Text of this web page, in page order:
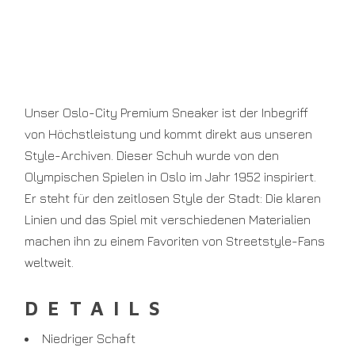
Unser Oslo-City Premium Sneaker ist der Inbegriff
von Höchstleistung und kommt direkt aus unseren
Style-Archiven. Dieser Schuh wurde von den
Olympischen Spielen in Oslo im Jahr 1952 inspiriert.
Er steht für den zeitlosen Style der Stadt: Die klaren
Linien und das Spiel mit verschiedenen Materialien
machen ihn zu einem Favoriten von Streetstyle-Fans
weltweit.
DETAILS
Niedriger Schaft